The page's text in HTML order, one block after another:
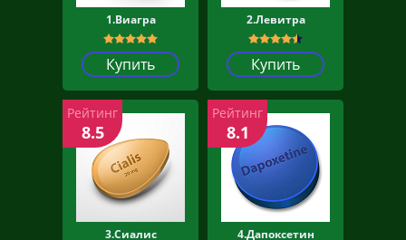
1.Виагра
Купить
2.Левитра
Купить
3.Сиалис
Рейтинг
8.5
4.Дапоксетин
Рейтинг
8.1